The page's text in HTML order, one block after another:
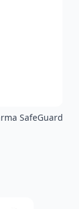
SafeGuard